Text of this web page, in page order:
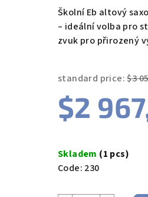
product
rating
is
of
stars.
Školní Eb altový
– ideální volba pro
zvuk pro přirozený
standard price: $3
$2
price:
Skladem (1 pcs)
Code: 230